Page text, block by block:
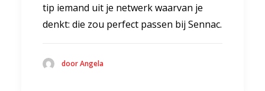
tip iemand uit je netwerk waarvan je
denkt: die zou perfect passen bij Sennac.
door Angela